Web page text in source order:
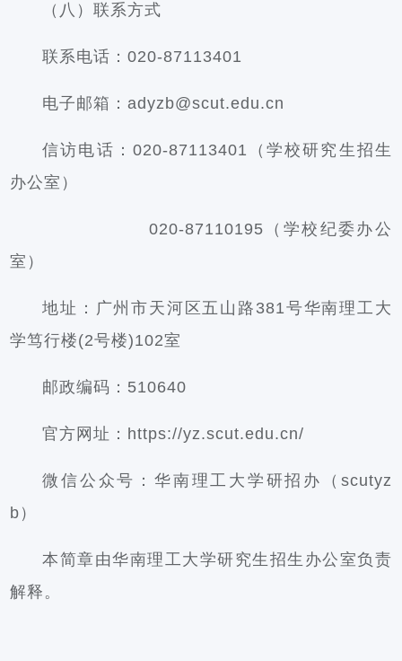
（八）联系方式
联系电话：020-87113401
电子邮箱：adyzb@scut.edu.cn
信访电话：020-87113401（学校研究生招生
办公室）
020-87110195（学校纪委办公
室）
地址：广州市天河区五山路381号华南理工大
学笃行楼(2号楼)102室
邮政编码：510640
官方网址：https://yz.scut.edu.cn/
微信公众号：华南理工大学研招办（scutyz
b）
本简章由华南理工大学研究生招生办公室负责
解释。